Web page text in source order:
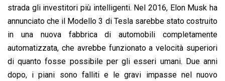
strada gli investitori più intelligenti. Nel 2016, Elon Musk ha
annunciato che il Modello 3 di Tesla sarebbe stato costruito
in una nuova fabbrica di automobili completamente
automatizzata, che avrebbe funzionato a velocità superiori
di quanto fosse possibile per gli esseri umani. Due anni
dopo, i piani sono falliti e le gravi impasse nel nuovo